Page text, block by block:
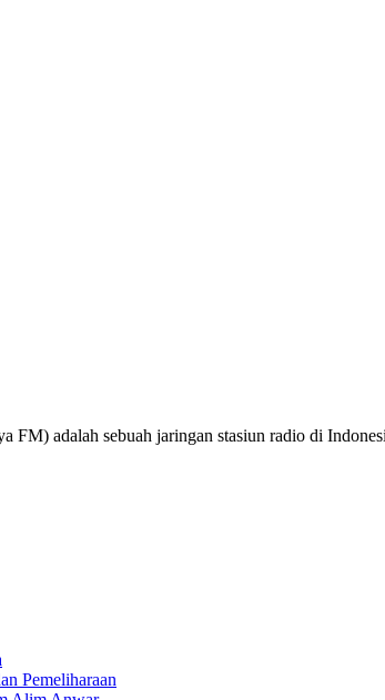
adalah sebuah jaringan stasiun radio di
Pemeliharaan